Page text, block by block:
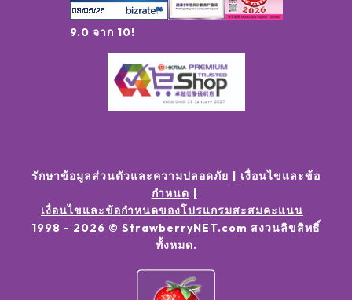
9.0 จาก 10!
รักษาข้อมูลส่วนตัวและความปลอดภัย
เงื่อนไขและข้อ
กำหนด
เงื่อนไขและข้อกำหนดของโปรแกรมสะสมคะแนน
1998 - 2026 © StrawberryNET.com สงวนลิขสิทธิ์
ทั้งหมด.